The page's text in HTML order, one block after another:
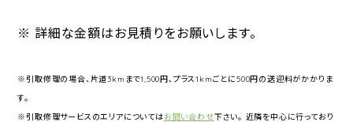
※ 詳細な金額はお見積りをお願いします。
※引取修理の場合、片道3kmまで1,500円、プラス1kmごとに500円の送迎料がかかりま
す。
※引取修理サービスのエリアについてはお問い合わせ下さい。 近隣を中心に行っており